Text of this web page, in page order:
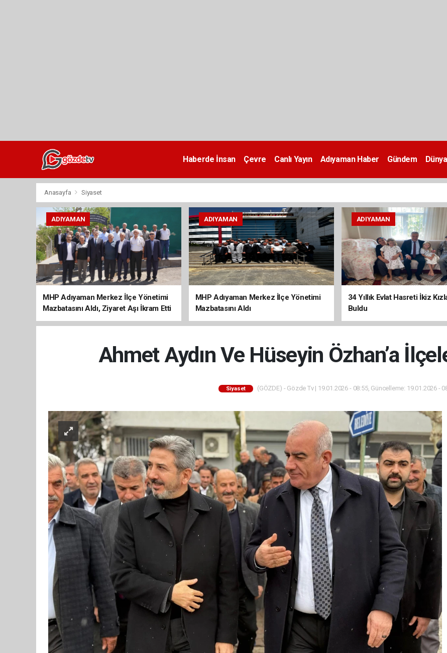
Haberde İnsan Çevre Canlı Yayın Adıyaman Haber Gündem Dünya
Anasayfa Siyaset
ADIYAMAN
MHP Adıyaman Merkez İlçe Yönetimi
Mazbatasını Aldı, Ziyaret Aşı İkram Etti
ADIYAMAN
MHP Adıyaman Merkez İlçe Yönetimi
Mazbatasını Aldı
ADIYAMAN
34 Yıllık Evlat Hasreti İkiz
Buldu
Ahmet Aydın Ve Hüseyin Özhan’a
Siyaset (GÖZDE) - Gözde Tv | 19.01.2026 - 08:55, Güncelleme: 19.01.2026 -